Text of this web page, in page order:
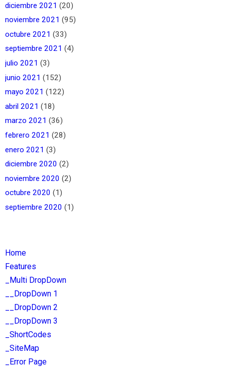
diciembre 2021 (20)
noviembre 2021 (95)
octubre 2021 (33)
septiembre 2021 (4)
julio 2021 (3)
junio 2021 (152)
mayo 2021 (122)
abril 2021 (18)
marzo 2021 (36)
febrero 2021 (28)
enero 2021 (3)
diciembre 2020 (2)
noviembre 2020 (2)
octubre 2020 (1)
septiembre 2020 (1)
Home
Features
_Multi DropDown
__DropDown 1
__DropDown 2
__DropDown 3
_ShortCodes
_SiteMap
_Error Page